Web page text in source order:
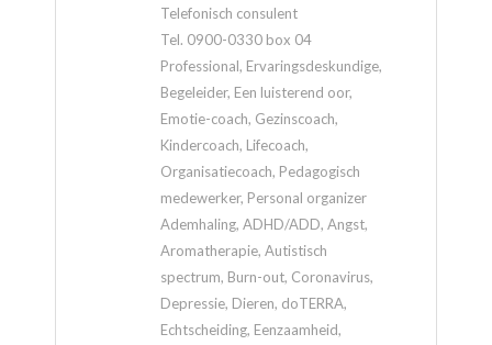
Telefonisch consulent
Tel. 0900-0330 box 04
Professional, Ervaringsdeskundige,
Begeleider, Een luisterend oor,
Emotie-coach, Gezinscoach,
Kindercoach, Lifecoach,
Organisatiecoach, Pedagogisch
medewerker, Personal organizer
Ademhaling, ADHD/ADD, Angst,
Aromatherapie, Autistisch
spectrum, Burn-out, Coronavirus,
Depressie, Dieren, doTERRA,
Echtscheiding, Eenzaamheid,